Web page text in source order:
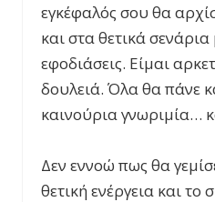
εγκέφαλός σου θα
και στα θετικά
εφοδιάσεις. Είμαι
δουλειά. Όλα θα πάνε
καινούρια γνωριμία…
Δεν εννοώ πως θα
θετική ενέργεια και